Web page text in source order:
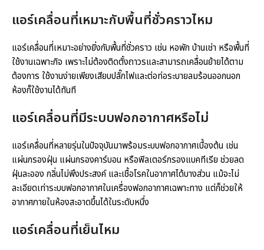
แอร์เคลื่อนที่เหมาะกับพื้นที่ชั่วคราวไหม
แอร์เคลื่อนที่เหมาะอย่างยิ่งกับพื้นที่ชั่วคราว เช่น หอพัก บ้านเช่า หรือพื้นที่
ใช้งานเฉพาะกิจ เพราะไม่ต้องติดตั้งถาวรและสามารถเคลื่อนย้ายได้ตาม
ต้องการ ใช้งานง่ายเพียงเสียบปลั๊กไฟและต่อท่อระบายลมร้อนออกนอก
ห้องก็ใช้งานได้ทันที
แอร์เคลื่อนที่มีระบบฟอกอากาศหรือไม่
แอร์เคลื่อนที่หลายรุ่นในปัจจุบันมาพร้อมระบบฟอกอากาศเบื้องต้น เช่น
แผ่นกรองฝุ่น แผ่นกรองคาร์บอน หรือฟิลเตอร์กรองแบคทีเรีย ช่วยลด
ฝุ่นละออง กลิ่นไม่พึงประสงค์ และเชื้อโรคในอากาศได้บางส่วน แม้จะไม่
ละเอียดเท่าระบบฟอกอากาศในเครื่องฟอกอากาศเฉพาะทาง แต่ก็ช่วยให้
อากาศภายในห้องสะอาดขึ้นได้ในระดับหนึ่ง
แอร์เคลื่อนที่เย็นไหม